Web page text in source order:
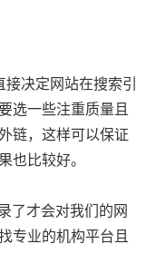
决定网站在搜索引
选一些注重质量且
链，这样可以保证
也比较好。
了才会对我们的网
专业的机构平台且